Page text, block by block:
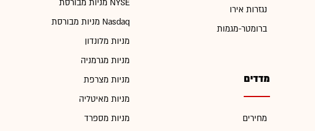
נגזרות אירו
ברומטר-מגמות
מדדים
מחירים
מניות מבורסת NYSE
מניות מבורסת Nasdaq
מניות מלונדון
מניות מגרמניה
מניות מצרפת
מניות מאיטליה
מניות מספרד